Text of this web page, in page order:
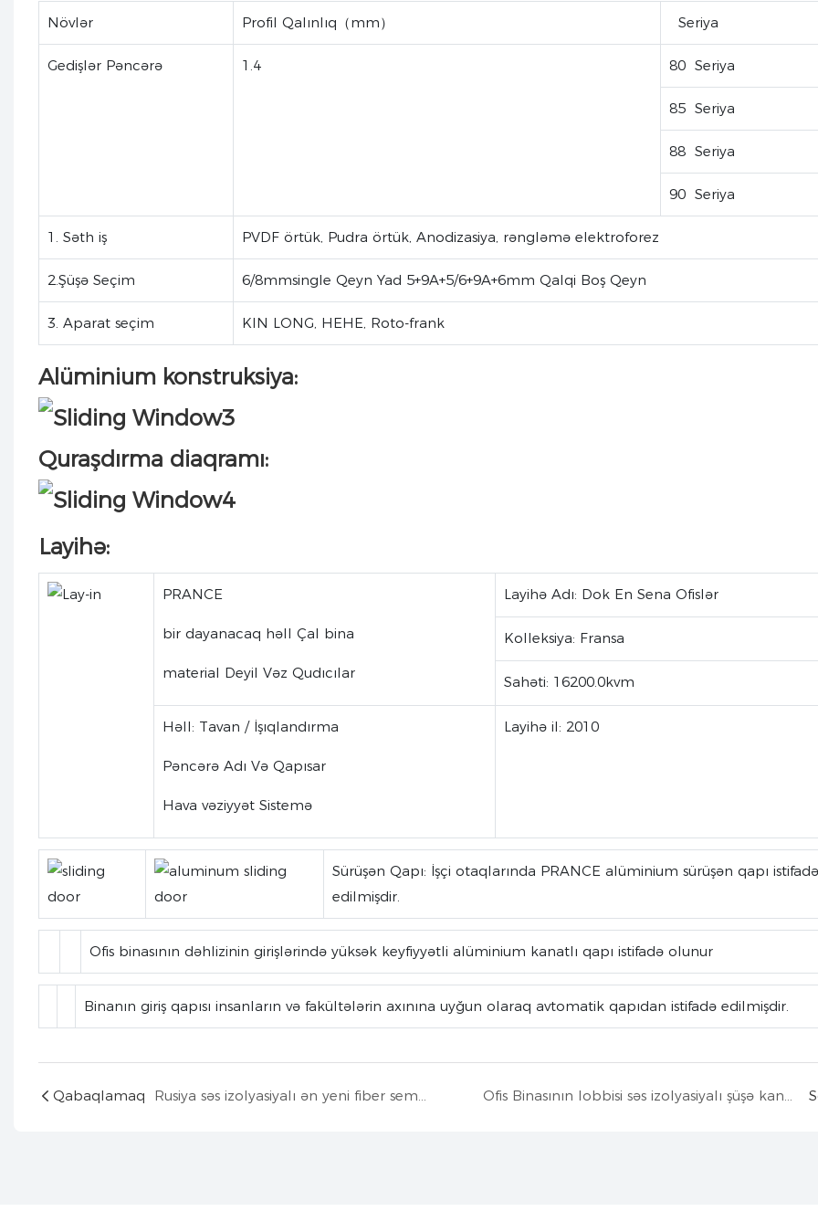
Növlər Profil Qalınlıq（mm） Seriya
Gedişlər Pəncərə 1.4 80 Seriya
85 Seriya
88 Seriya
90 Seriya
1. Səth iş PVDF örtük, Pudra örtük, Anodizasiya, rəngləmə elektroforez
2.Şüşə Seçim 6/8mmsingle Qeyn Yad 5+9A+5/6+9A+6mm Qalqi Boş Qeyn
3. Aparat seçim KIN LONG, HEHE, Roto-frank
Alüminium konstruksiya:
Quraşdırma diaqramı:
Layihə:
PRANCE
bir dayanacaq həll Çal bina
material Deyil Vəz Qudıcılar
Layihə Adı: Dok En Sena Ofislər
Kolleksiya: Fransa
Sahəti: 16200.0kvm
Həll: Tavan / İşıqlandırma
Pəncərə Adı Və Qapısar
Hava vəziyyət Sistemə
Layihə il: 2010
Sürüşən Qapı: İşçi otaqlarında PRANCE alüminium sürüşən qapı istifadə
edilmişdir.
Ofis binasının dəhlizinin girişlərində yüksək keyfiyyətli alüminium kanatlı qapı istifadə olunur
Binanın giriş qapısı insanların və fakültələrin axınına uyğun olaraq avtomatik qapıdan istifadə edilmişdir.
Qabaqlamaq Rusiya səs izolyasiyalı ən yeni fiber sement lövhəsi Ofis Binasının lobbisi səs izolyasiyalı şüşə kanop sistemi